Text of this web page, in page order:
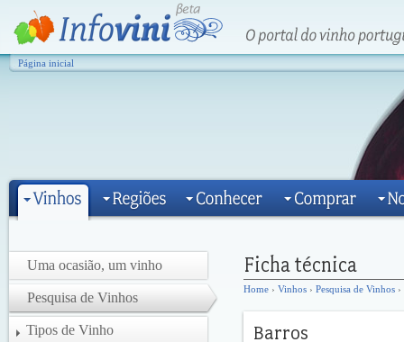
Página inicial
Uma ocasião, um vinho
Pesquisa de Vinhos
Tipos de Vinho
Home › Vinhos › Pesquisa de Vinhos